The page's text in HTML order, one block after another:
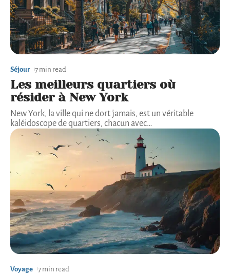
Séjour 7 min read
Les meilleurs quartiers où
résider à New York
New York, la ville qui ne dort jamais, est un véritable
kaléidoscope de quartiers, chacun avec…
Voyage 7 min read